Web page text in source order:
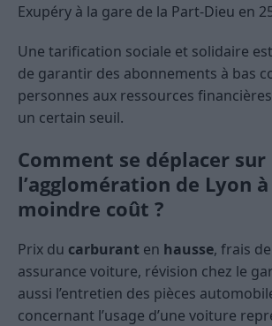
Exupéry à la gare de la Part-Dieu en
Une tarification sociale et solidaire
de garantir des abonnements à bas
personnes aux ressources
un certain seuil.
Comment se déplacer sur
l’agglomération de Lyon à
moindre coût ?
Prix du carburant en hausse, frais
assurance voiture, révision chez le
aussi l’entretien des pièces
concernant l’usage d’une voiture